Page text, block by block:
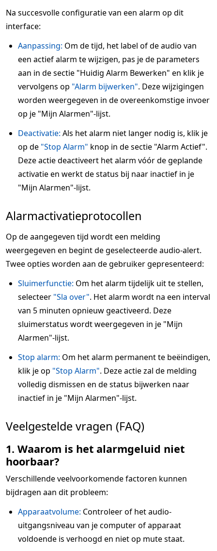
Na succesvolle configuratie van een alarm op dit
interface:
Aanpassing: Om de tijd, het label of de audio van
een actief alarm te wijzigen, pas je de parameters
aan in de sectie "Huidig Alarm Bewerken" en klik je
vervolgens op "Alarm bijwerken". Deze wijzigingen
worden weergegeven in de overeenkomstige invoer
op je "Mijn Alarmen"-lijst.
Deactivatie: Als het alarm niet langer nodig is, klik je
op de "Stop Alarm" knop in de sectie "Alarm Actief".
Deze actie deactiveert het alarm vóór de geplande
activatie en werkt de status bij naar inactief in je
"Mijn Alarmen"-lijst.
Alarmactivatieprotocollen
Op de aangegeven tijd wordt een melding
weergegeven en begint de geselecteerde audio-alert.
Twee opties worden aan de gebruiker gepresenteerd:
Sluimerfunctie: Om het alarm tijdelijk uit te stellen,
selecteer "Sla over". Het alarm wordt na een interval
van 5 minuten opnieuw geactiveerd. Deze
sluimerstatus wordt weergegeven in je "Mijn
Alarmen"-lijst.
Stop alarm: Om het alarm permanent te beëindigen,
klik je op "Stop Alarm". Deze actie zal de melding
volledig dismissen en de status bijwerken naar
inactief in je "Mijn Alarmen"-lijst.
Veelgestelde vragen (FAQ)
1. Waarom is het alarmgeluid niet
hoorbaar?
Verschillende veelvoorkomende factoren kunnen
bijdragen aan dit probleem:
Apparaatvolume: Controleer of het audio-
uitgangsniveau van je computer of apparaat
voldoende is verhoogd en niet op mute staat.